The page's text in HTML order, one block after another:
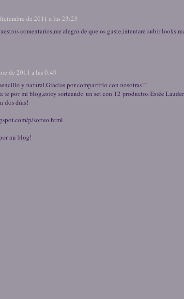
de 2011 a las 23:23
comentarios,me alegro de que os guste,intentare subir looks
de 2011 a las 0:49
y natural.Gracias por compartirlo con nosotras!!!
te por mi blog,estoy sorteando un set con 12 productos Estée
dos días!
p/sorteo.html
mi blog!